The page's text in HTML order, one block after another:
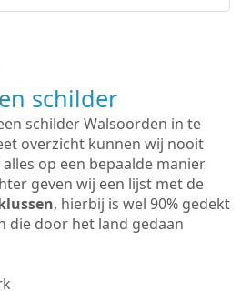
schilder
schilder Walsoorden in te
overzicht kunnen wij nooit
op een bepaalde manier
geven wij een lijst met de
, hierbij is wel 90% gedekt
die door het land gedaan